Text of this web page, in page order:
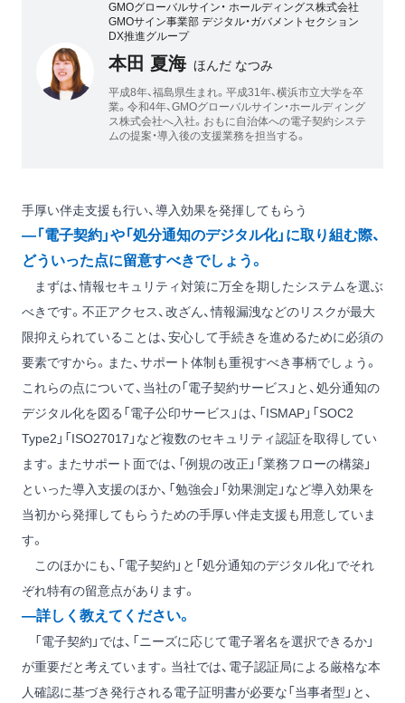
GMOグローバルサイン・ ホールディングス株式会社
GMOサイン事業部 デジタル・ガバメントセクション
DX推進グループ
本田 夏海 ほんだ なつみ
平成8年、福島県生まれ。平成31年、横浜市立大学を卒
業。令和4年、GMOグローバルサイン・ホールディング
ス株式会社へ入社。おもに自治体への電子契約システ
ムの提案・導入後の支援業務を担当する。
手厚い伴走支援も行い、導入効果を発揮してもらう
―「電子契約」や「処分通知のデジタル化」に取り組む際、
どういった点に留意すべきでしょう。
まずは、情報セキュリティ対策に万全を期したシステムを選ぶ
べきです。不正アクセス、改ざん、情報漏洩などのリスクが最大
限抑えられていることは、安心して手続きを進めるために必須の
要素ですから。また、サポート体制も重視すべき事柄でしょう。
これらの点について、当社の「電子契約サービス」と、処分通知の
デジタル化を図る「電子公印サービス」は、「ISMAP」「SOC2
Type2」「ISO27017」など複数のセキュリティ認証を取得してい
ます。またサポート面では、「例規の改正」「業務フローの構築」
といった導入支援のほか、「勉強会」「効果測定」など導入効果を
当初から発揮してもらうための手厚い伴走支援も用意していま
す。
このほかにも、「電子契約」と「処分通知のデジタル化」でそれ
ぞれ特有の留意点があります。
―詳しく教えてください。
「電子契約」では、「ニーズに応じて電子署名を選択できるか」
が重要だと考えています。当社では、電子認証局による厳格な本
人確認に基づき発行される電子証明書が必要な「当事者型」と、